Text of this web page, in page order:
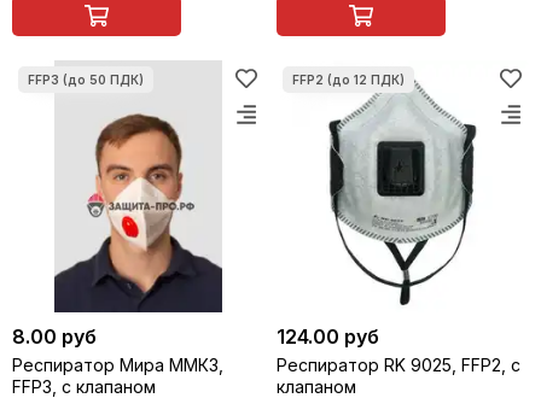
8.00 руб
Респиратор Мира ММК3,
FFP3, с клапаном
124.00 руб
Респиратор RK 9025, FFP2, с
клапаном